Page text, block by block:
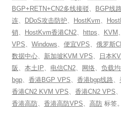
BGP+RETN+CN2多线接驳、 BGP线路
连、 DDoS攻击防护、 HostKvm、
销、 HostKvm香港CN2、 https、 KVM 、
VPS、 Windows、 便宜VPS、 俄罗斯
数据中心、 新加坡KVM VPS、 日本
阪 、 本土IP、 电信CN2、 网络、 负载
bgp、 香港BGP VPS、 香港bgp线路、
香港CN2 KVM VPS、 香港CN2 VPS、
香港高防、 香港高防VPS、 高防 标签。